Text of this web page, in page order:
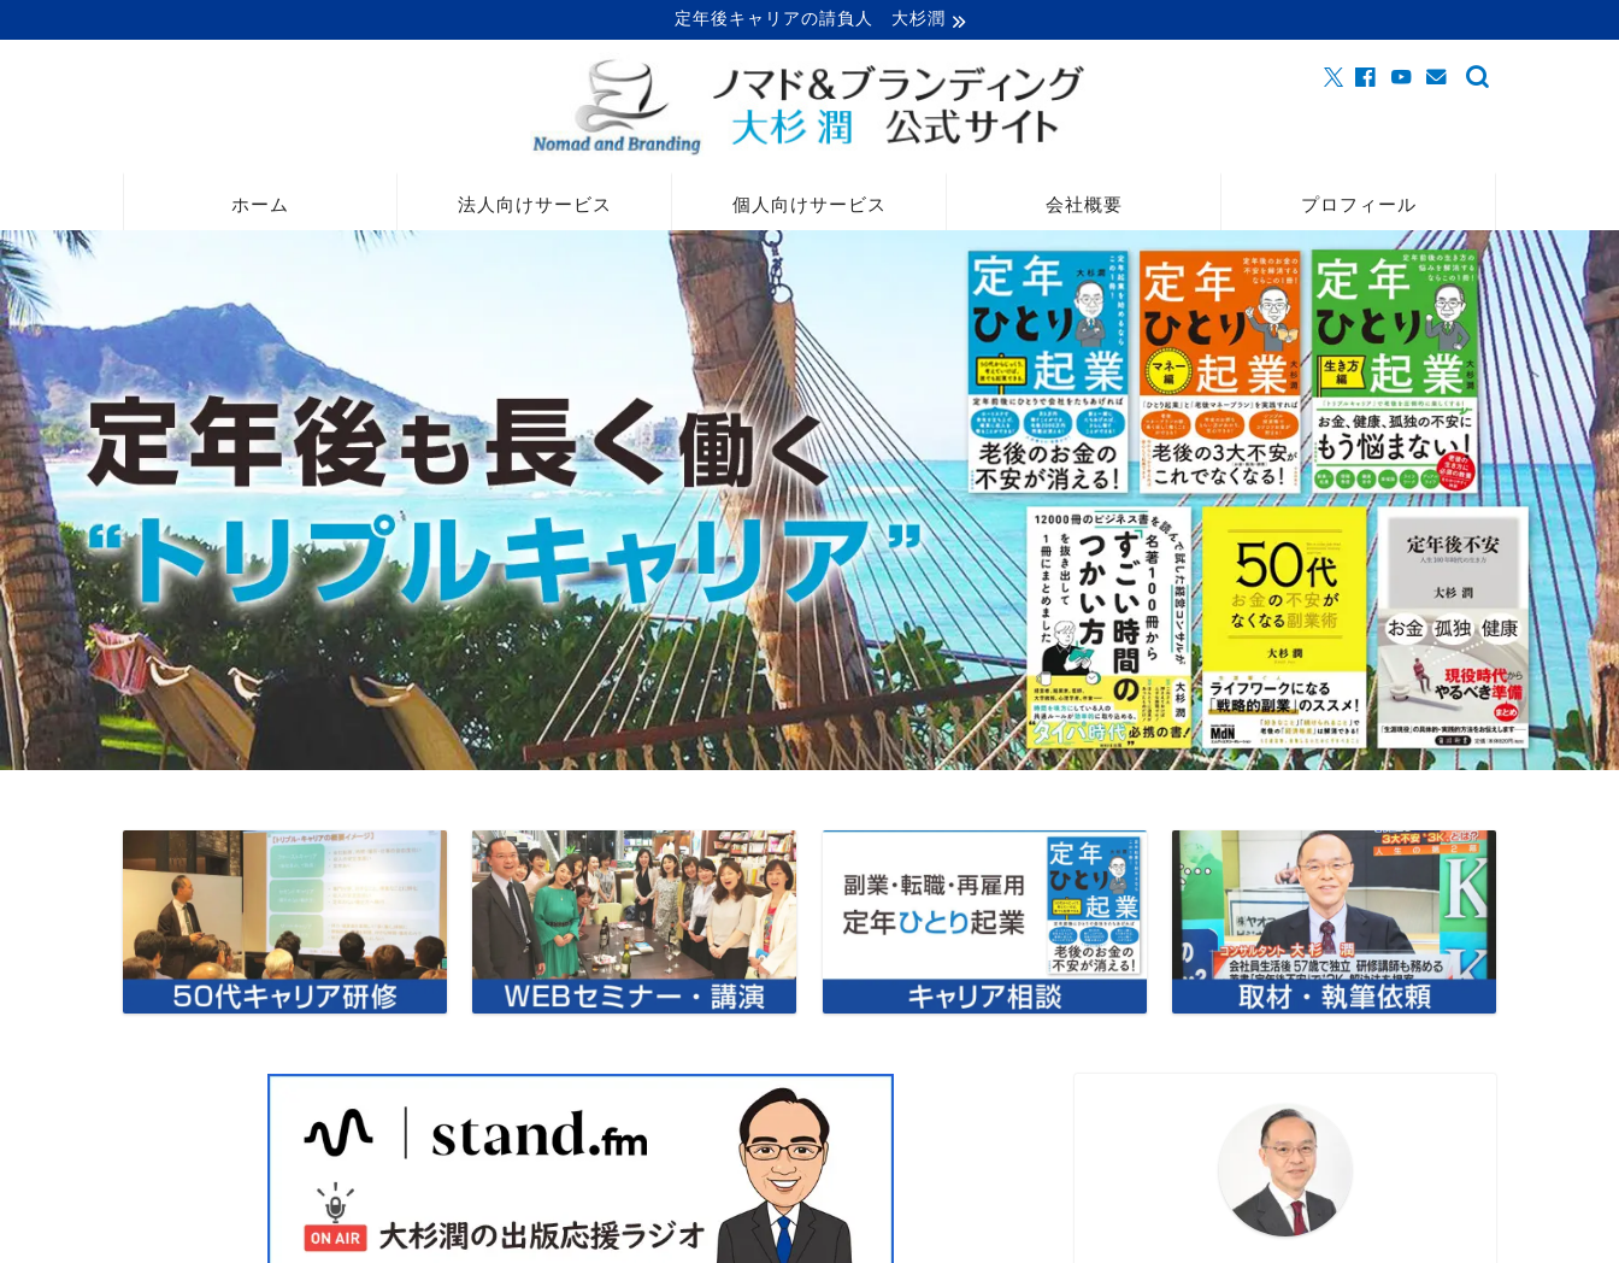
定年後キャリアの請負人 大杉潤
ホーム 法人向けサービス 個人向けサービス 会社概要 プロフィール